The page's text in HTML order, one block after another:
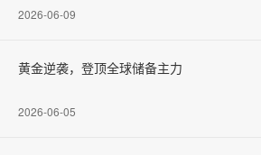
2026-06-09
黄金逆袭，登顶全球储备主力
2026-06-05